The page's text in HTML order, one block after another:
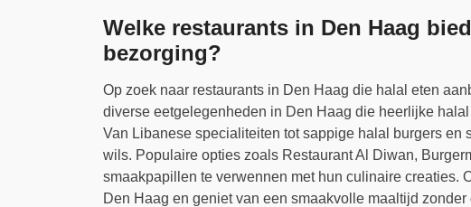
Welke restaurants in Den Haag
bezorging?
Op zoek naar restaurants in Den Haag die halal eten
diverse eetgelegenheden in Den Haag die heerlijke
Van Libanese specialiteiten tot sappige halal burgers en
wils. Populaire opties zoals Restaurant Al Diwan,
smaakpapillen te verwennen met hun culinaire creaties.
Den Haag en geniet van een smaakvolle maaltijd zonder